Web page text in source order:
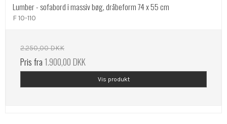
Lumber - sofabord i massiv bøg, dråbeform 74 x 55 cm
F 10-110
2.250,00 DKK
Pris fra1.900,00 DKK
Vis produkt